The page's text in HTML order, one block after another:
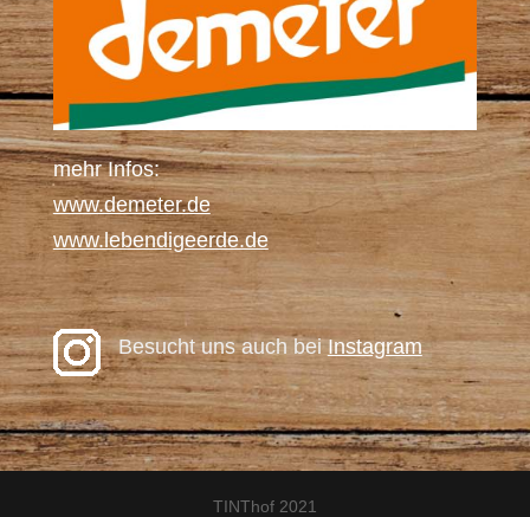
mehr Infos:
www.demeter.de
www.lebendigeerde.de
Besucht uns auch beiInstagram
TINThof 2021